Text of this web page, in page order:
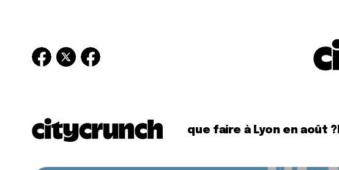
que faire à Lyon en août ?